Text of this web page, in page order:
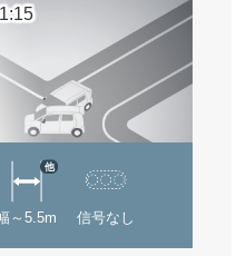
～5.5m
他
信号なし